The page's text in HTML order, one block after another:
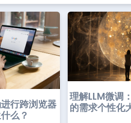
行跨浏览器
么？
理解LLM微调
的需求个性化